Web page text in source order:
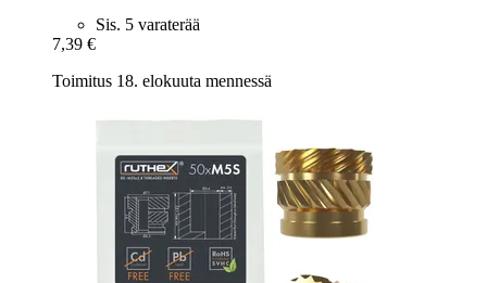
Sis. 5 varaterää
7,39 €
Toimitus 18. elokuuta mennessä